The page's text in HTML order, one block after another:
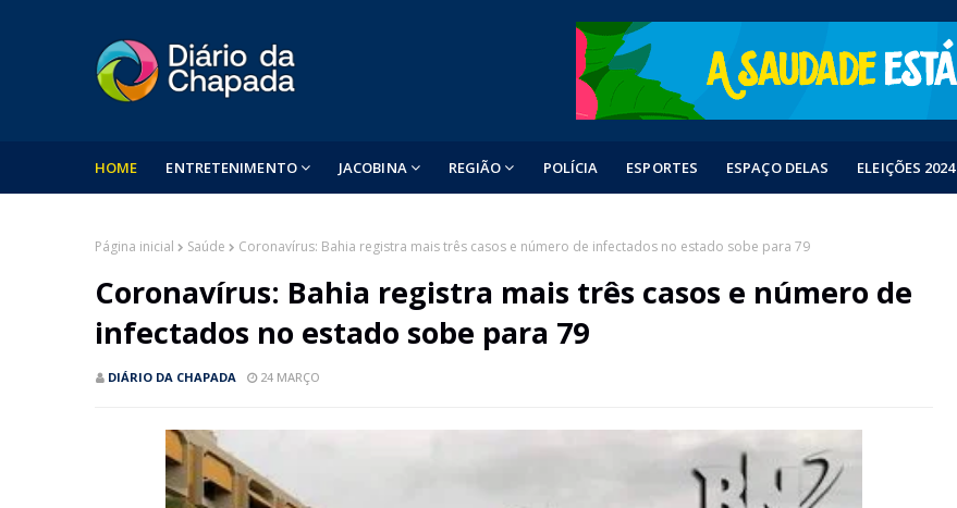
HOME ENTRETENIMENTO JACOBINA REGIÃO POLÍCIA ESPORTES ESPAÇO DELAS ELEIÇÕES 2024
Página inicial Saúde Coronavírus: Bahia registra mais três casos e número de infectados no estado sobe para 79
Coronavírus: Bahia registra mais três casos e número de
infectados no estado sobe para 79
DIÁRIO DA CHAPADA 24 MARÇO